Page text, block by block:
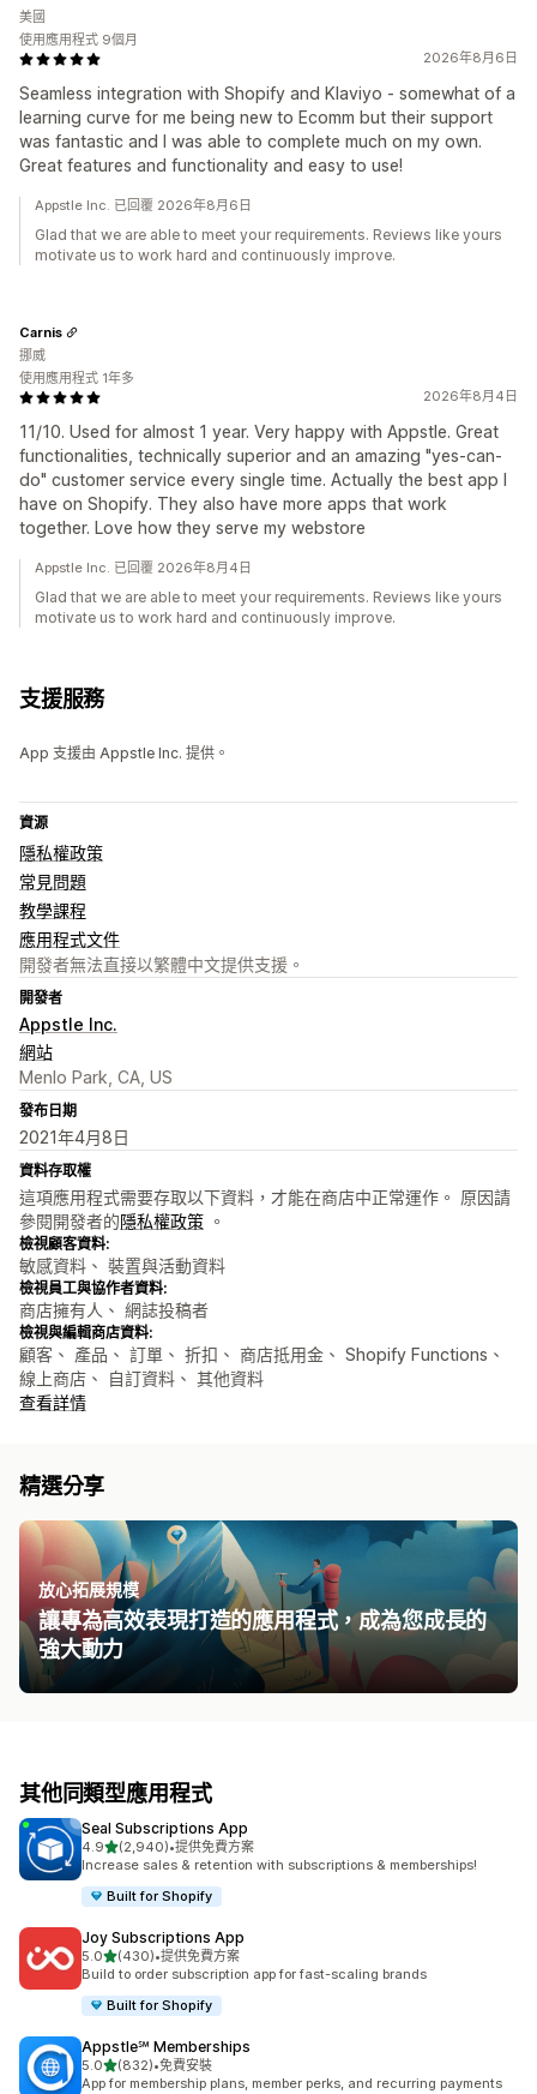
2026年8月6日
Seamless integration with Shopify and Klaviyo - somewhat of a
learning curve for me being new to Ecomm but their support
was fantastic and I was able to complete much on my own.
Great features and functionality and easy to use!
美國
使用應用程式 9個月
Appstle Inc. 已回覆 2026年8月6日
Glad that we are able to meet your requirements. Reviews like yours
motivate us to work hard and continuously improve.
2026年8月4日
11/10. Used for almost 1 year. Very happy with Appstle. Great
functionalities, technically superior and an amazing "yes-can-
do" customer service every single time. Actually the best app I
have on Shopify. They also have more apps that work
together. Love how they serve my webstore
Carnis
挪威
使用應用程式 1年多
Appstle Inc. 已回覆 2026年8月4日
Glad that we are able to meet your requirements. Reviews like yours
motivate us to work hard and continuously improve.
支援服務
App 支援由 Appstle Inc. 提供。
資源
隱私權政策
常見問題
教學課程
應用程式文件
開發者無法直接以繁體中文提供支援。
開發者
Appstle Inc.
網站
Menlo Park, CA, US
發布日期
2021年4月8日
資料存取權
這項應用程式需要存取以下資料，才能在商店中正常運作。 原因請
參閱開發者的隱私權政策 。
檢視顧客資料:
敏感資料、 裝置與活動資料
檢視員工與協作者資料:
商店擁有人、 網誌投稿者
檢視與編輯商店資料:
顧客、 產品、 訂單、 折扣、 商店抵用金、 Shopify Functions、
線上商店、 自訂資料、 其他資料
查看詳情
精選分享
放心拓展規模
讓專為高效表現打造的應用程式，成為您成長的
強大動力
其他同類型應用程式
Seal Subscriptions App
4.9滿分 5 顆星
(2,940)
共有 2940 則評價
•提供免費方案
Increase sales & retention with subscriptions & memberships!
Built for Shopify
Joy Subscriptions App
5.0滿分 5 顆星
(430)
共有 430 則評價
•提供免費方案
Build to order subscription app for fast-scaling brands
Built for Shopify
Appstle℠ Memberships
5.0滿分 5 顆星
(832)
共有 832 則評價
•免費安裝
App for membership plans, member perks, and recurring payments